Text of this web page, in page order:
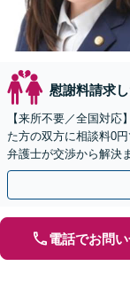
慰謝料請求
【来所不要／全国対
た方の双方に相談料0
弁護士が交渉から解決
手金の返還保証もあり
電話でお問